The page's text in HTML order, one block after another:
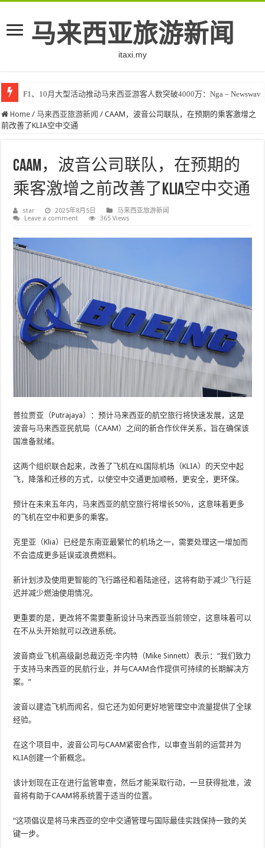
马来西亚旅游新闻
itaxi.my
F1、10月大型活动推动马来西亚游客人数突破4000万：Nga – Newswav
Home / 马来西亚旅游新闻 / CAAM，波音公司联队，在预期的乘客激增之
前改善了KLIA空中交通
CAAM，波音公司联队，在预期的
乘客激增之前改善了KLIA空中交通
star 2025年8月5日
马来西亚旅游新闻
Leave a comment
365 Views
普拉贾亚（Putrajaya）：预计马来西亚的航空旅行将快速发展，这是
波音与马来西亚民航局（CAAM）之间的新合作伙伴关系，旨在确保该
国准备就绪。
这两个组织联合起来，改善了飞机在KL国际机场（KLIA）的天空中起
飞，降落和迁移的方式，以使空中交通更加顺畅，更安全，更环保。
预计在未来五年内，马来西亚的航空旅行将增长50％，这意味着更多
的飞机在空中和更多的乘客。
克里亚（Klia）已经是东南亚最繁忙的机场之一，需要处理这一增加而
不会造成更多延误或浪费燃料。
新计划涉及使用更智能的飞行路径和着陆途径，这将有助于减少飞行延
迟并减少燃油使用情况。
更重要的是，更改将不需要重新设计马来西亚当前领空，这意味着可以
在不从头开始就可以改进系统。
波音商业飞机高级副总裁迈克·辛内特（Mike Sinnett）表示：“我们致力
于支持马来西亚的民航行业，并与CAAM合作提供可持续的长期解决方
案。”
波音以建造飞机而闻名，但它还为如何更好地管理空中流量提供了全球
经验。
在这个项目中，波音公司与CAAM紧密合作，以审查当前的运营并为
KLIA创建一个新概念。
该计划现在正在进行监管审查，然后才能采取行动，一旦获得批准，波
音将有助于CAAM将系统置于适当的位置。
“这项倡议是将马来西亚的空中交通管理与国际最佳实践保持一致的关
键一步。